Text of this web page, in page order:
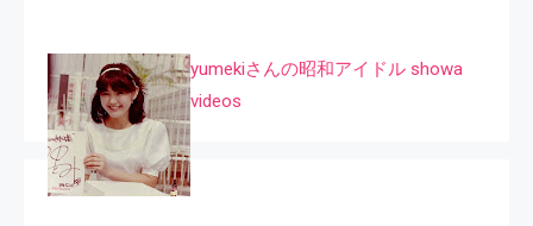
yumekiさんの昭和アイドル showa
videos